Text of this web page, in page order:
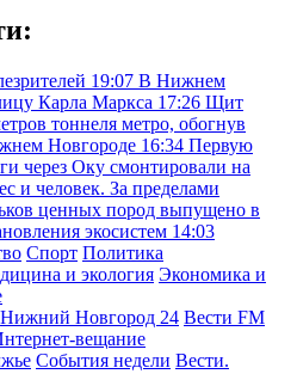
19:07 В Нижнем
Карла Маркса 17:26 Щит
тоннеля метро, обогнув
Новгороде 16:34 Первую
через Оку смонтировали на
и человек. За пределами
ценных пород выпущено в
экосистем 14:03
Спорт Политика
и экология Экономика и
Нижний Новгород 24 Вести FM
вещание
События недели Вести.